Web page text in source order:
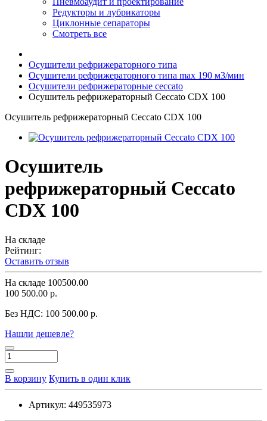
Редукторы и лубрикаторы
Циклонные сепараторы
Смотреть все
Осушители рефрижераторного типа
Осушители рефрижераторного типа max 190 м3/мин
Осушители рефрижераторные ceccato
Осушитель рефрижераторный Ceccato CDX 100
Осушитель рефрижераторный Ceccato CDX 100
Осушитель
рефрижераторный Ceccato
CDX 100
На складе
Рейтинг:
Оставить отзыв
На складе 100500.00
100 500.00 р.
Без НДС: 100 500.00 р.
Нашли дешевле?
В корзину Купить в один клик
Артикул: 449535973